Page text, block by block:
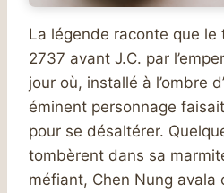
La légende raconte que
2737 avant J.C. par
jour où, installé à l’ombre
éminent personnage
pour se désaltérer.
tombèrent dans sa
méfiant, Chen Nung avala